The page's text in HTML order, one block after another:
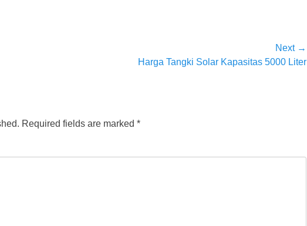
Next →
Harga Tangki Solar Kapasitas 5000 Liter
Required fields are marked *